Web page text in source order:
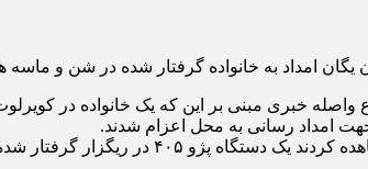
امداد به خانواده گرفتار شده در شن و ماسه
واصله خبری مبنی بر این که یک خانواده در
امداد رسانی به محل اعزام شدند.
وی افزود: مأموران پلیس و یک تیم از